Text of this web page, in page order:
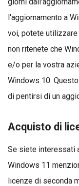
l'aggiornamento a
voi, potete
non ritenete che
e/o per la vostra
Windows 10.
di pentirsi di un
Acquisto di
Se siete interessati
Windows 11
licenze di seconda